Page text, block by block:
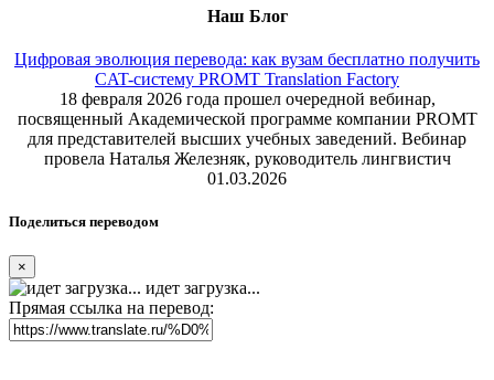
Наш Блог
Цифровая эволюция перевода: как вузам бесплатно получить
CAT-систему PROMT Translation Factory
18 февраля 2026 года прошел очередной вебинар,
посвященный Академической программе компании PROMT
для представителей высших учебных заведений. Вебинар
провела Наталья Железняк, руководитель лингвистич
01.03.2026
Поделиться переводом
×
идет загрузка...
Прямая ссылка на перевод: